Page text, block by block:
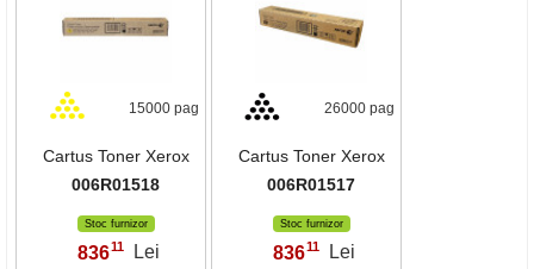
15000 pag
Cartus Toner Xerox
006R01518
Stoc furnizor
83611 Lei
26000 pag
Cartus Toner Xerox
006R01517
Stoc furnizor
83611 Lei